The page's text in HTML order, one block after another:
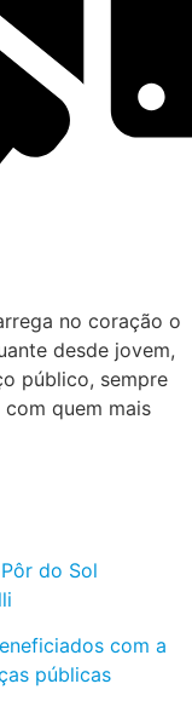
no coração o
desde jovem,
público, sempre
quem mais
do Sol
com a
públicas